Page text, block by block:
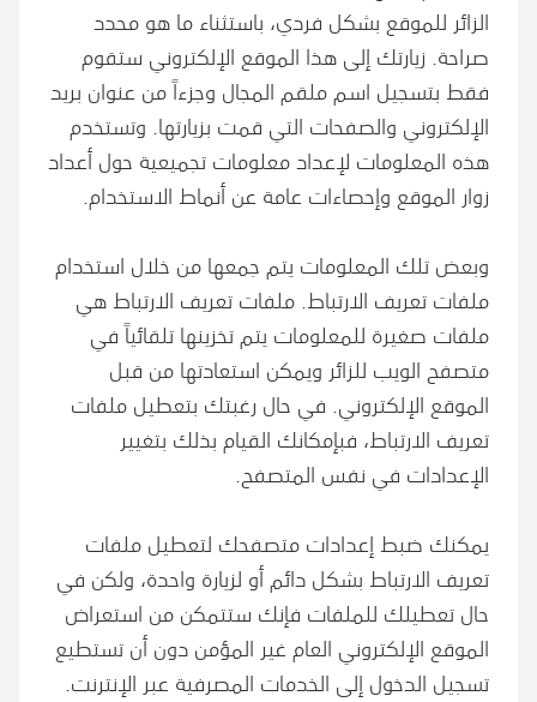
الزائر للموقع بشكل فردي، باستثناء ما هو محدد
صراحة. زيارتك إلى هذا الموقع الإلكتروني ستقوم
فقط بتسجيل اسم ملقم المجال وجزءاً من عنوان بريد
الإلكتروني والصفحات التي قمت بزيارتها. وتستخدم
هذه المعلومات لإعداد معلومات تجميعية حول أعداد
زوار الموقع وإحصاءات عامة عن أنماط الاستخدام.
وبعض تلك المعلومات يتم جمعها من خلال استخدام
ملفات تعريف الارتباط. ملفات تعريف الارتباط هي
ملفات صغيرة للمعلومات يتم تخزينها تلقائياً في
متصفح الويب للزائر ويمكن استعادتها من قبل
الموقع الإلكتروني. في حال رغبتك بتعطيل ملفات
تعريف الارتباط، فبإمكانك القيام بذلك بتغيير
الإعدادات في نفس المتصفح.
يمكنك ضبط إعدادات متصفحك لتعطيل ملفات
تعريف الارتباط بشكل دائم أو لزيارة واحدة، ولكن في
حال تعطيلك للملفات فإنك ستتمكن من استعراض
الموقع الإلكتروني العام غير المؤمن دون أن تستطيع
تسجيل الدخول إلى الخدمات المصرفية عبر الإنترنت.